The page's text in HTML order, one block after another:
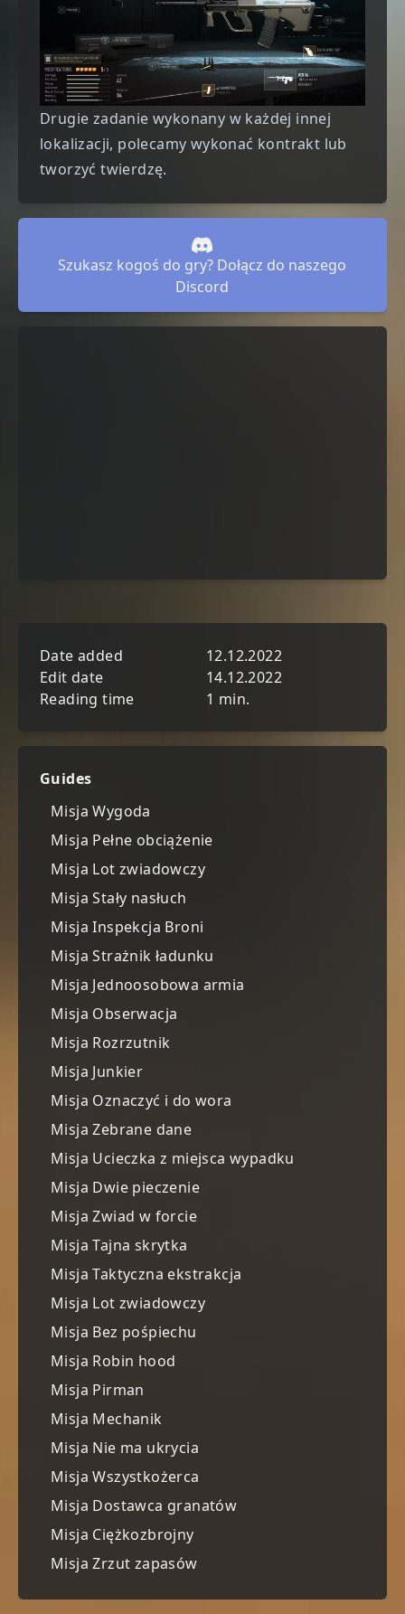
Drugie zadanie wykonany w każdej innej
lokalizacji, polecamy wykonać kontrakt lub
tworzyć twierdzę.
Szukasz kogoś do gry? Dołącz do naszego
Discord
Date added
12.12.2022
Edit date
14.12.2022
Reading time
1 min.
Guides
Misja Wygoda
Misja Pełne obciążenie
Misja Lot zwiadowczy
Misja Stały nasłuch
Misja Inspekcja Broni
Misja Strażnik ładunku
Misja Jednoosobowa armia
Misja Obserwacja
Misja Rozrzutnik
Misja Junkier
Misja Oznaczyć i do wora
Misja Zebrane dane
Misja Ucieczka z miejsca wypadku
Misja Dwie pieczenie
Misja Zwiad w forcie
Misja Tajna skrytka
Misja Taktyczna ekstrakcja
Misja Lot zwiadowczy
Misja Bez pośpiechu
Misja Robin hood
Misja Pirman
Misja Mechanik
Misja Nie ma ukrycia
Misja Wszystkożerca
Misja Dostawca granatów
Misja Ciężkozbrojny
Misja Zrzut zapasów